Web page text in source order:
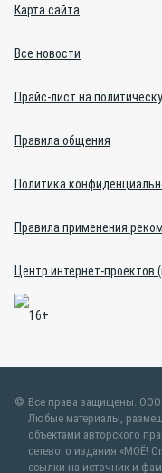
Карта сайта
Все новости
Прайс-лист на
Правила общения
Политика
Правила применения
Центр интернет-проектов
Все права защищены.
Любые материалы,
объектами авторского
сетевого издания «МОЁ!
ссылки на источник и